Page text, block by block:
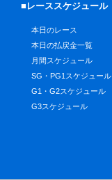
■レーススケジュール
本日のレース
本日の払戻金一覧
月間スケジュール
SG・PG1スケジュール
G1・G2スケジュール
G3スケジュール